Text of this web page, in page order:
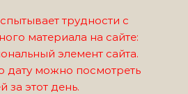
трудности с
материала на сайте:
элемент сайта.
дату можно посмотреть
за этот день.